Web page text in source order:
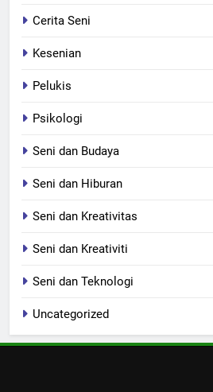
Cerita Seni
Kesenian
Pelukis
Psikologi
Seni dan Budaya
Seni dan Hiburan
Seni dan Kreativitas
Seni dan Kreativiti
Seni dan Teknologi
Uncategorized